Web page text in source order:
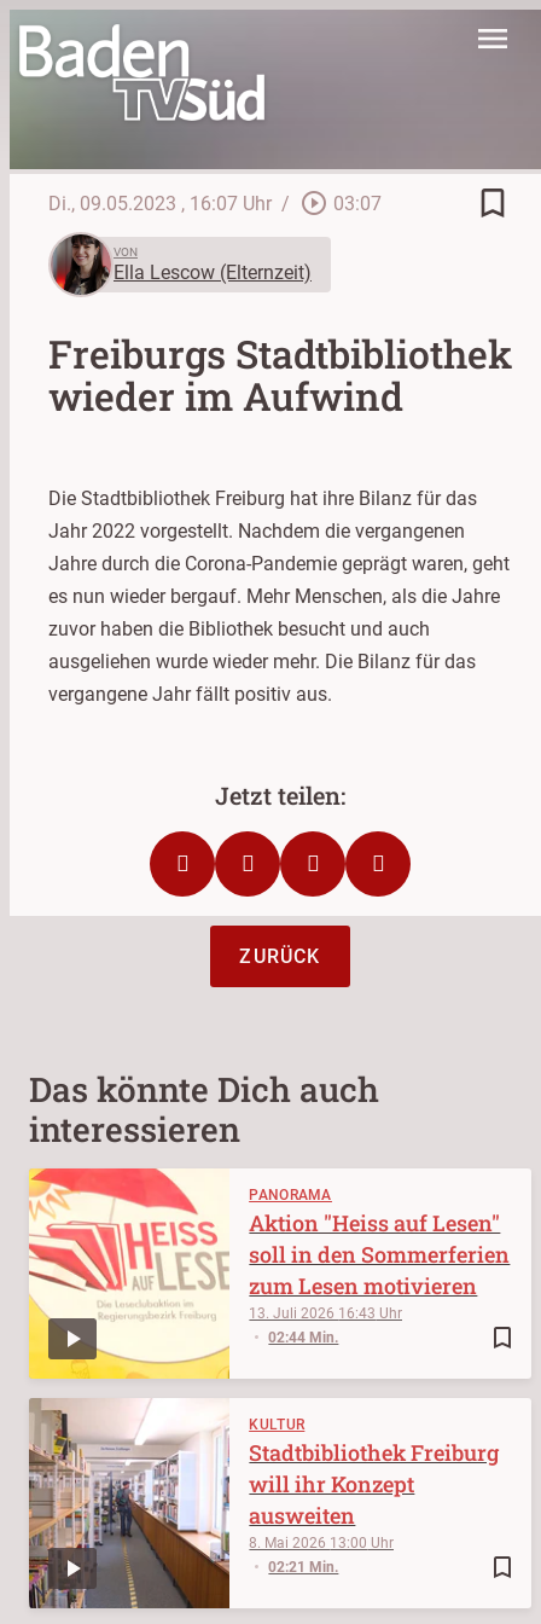
menu
Di., 09.05.2023 , 16:07 Uhr / play_circle_outline 03:07 bookmark_border
VON
Ella Lescow (Elternzeit)
Freiburgs Stadtbibliothek
wieder im Aufwind
Die Stadtbibliothek Freiburg hat ihre Bilanz für das
Jahr 2022 vorgestellt. Nachdem die vergangenen
Jahre durch die Corona-Pandemie geprägt waren, geht
es nun wieder bergauf. Mehr Menschen, als die Jahre
zuvor haben die Bibliothek besucht und auch
ausgeliehen wurde wieder mehr. Die Bilanz für das
vergangene Jahr fällt positiv aus.
ZURÜCK
Das könnte Dich auch
interessieren
PANORAMA
bookmark_border
13. Juli 2026 16:43
02:44 Min.
Aktion "Heiss auf Lesen"
soll in den Sommerferien
zum Lesen motivieren
KULTUR
bookmark_border
8. Mai 2026 13:00
02:21 Min.
Stadtbibliothek Freiburg
will ihr Konzept
ausweiten